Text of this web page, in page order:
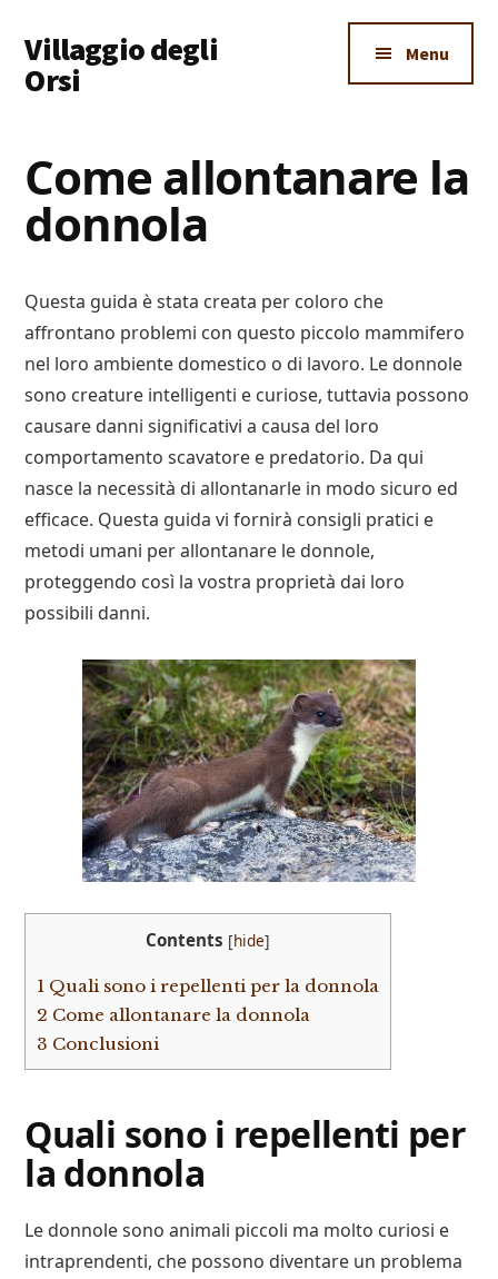
main
content
primary
sidebar
footer
menu
Villaggio degli
Orsi
Dove
Imparare
Tutto
Menu
Come allontanare la
donnola
Questa guida è stata creata per coloro che
affrontano problemi con questo piccolo mammifero
nel loro ambiente domestico o di lavoro. Le donnole
sono creature intelligenti e curiose, tuttavia possono
causare danni significativi a causa del loro
comportamento scavatore e predatorio. Da qui
nasce la necessità di allontanarle in modo sicuro ed
efficace. Questa guida vi fornirà consigli pratici e
metodi umani per allontanare le donnole,
proteggendo così la vostra proprietà dai loro
possibili danni.
Contents [hide]
1 Quali sono i repellenti per la donnola
2 Come allontanare la donnola
3 Conclusioni
Quali sono i repellenti per
la donnola
Le donnole sono animali piccoli ma molto curiosi e
intraprendenti, che possono diventare un problema